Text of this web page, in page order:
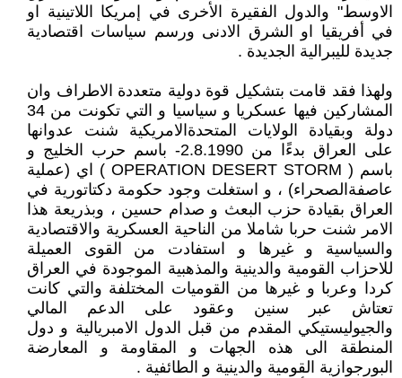
الاوسط" والدول الفقيرة الأخرى في إمريكا اللاتينية او
في أفريقيا او الشرق الادنى ورسم سياسات اقتصادية
جديدة لليبرالية الجديدة .
ولهذا فقد قامت بتشكيل قوة دولية متعددة الاطراف وان
المشاركين فيها عسكريا و سياسيا و التي تكونت من 34
دولة وبقيادة الولايات المتحدةالامريكية شنت عدوانها
على العراق بدءًا من 2.8.1990- باسم حرب الخليج و
باسم ( OPERATION DESERT STORM ) اي (عملية
عاصفةالصحراء) ، و استغلت وجود حكومة دكتاتورية في
العراق بقيادة حزب البعث و صدام حسين ، وبذريعة هذا
الامر شنت حربا شاملا من الناحية العسكرية والاقتصادية
والسياسية و غيرها و استفادت من القوى العميلة
للاحزاب القومية والدينية والمذهبية الموجودة في العراق
كردا وعربا و غيرها من القوميات المختلفة والتي كانت
تعتاش عبر سنين وعقود على الدعم المالي
والجيوليستيكي المقدم من قبل الدول الامبريالية و دول
المنطقة الى هذه الجهات و المقاومة و المعارضة
البورجوازية القومية والدينية و الطائفية .